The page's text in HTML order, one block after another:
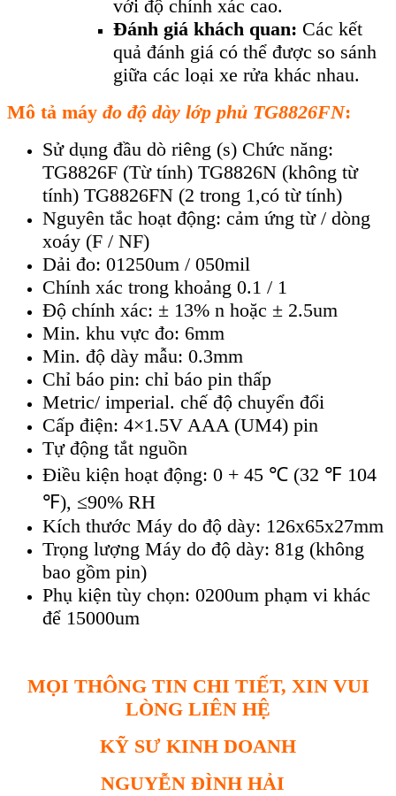
với độ chính xác cao.
Đánh giá khách quan: Các kết
quả đánh giá có thể được so sánh
giữa các loại xe rửa khác nhau.
Mô tả máy đo độ dày lớp phủ TG8826FN:
Sử dụng đầu dò riêng (s) Chức năng:
TG8826F (Từ tính) TG8826N (không từ
tính) TG8826FN (2 trong 1,có từ tính)
Nguyên tắc hoạt động: cảm ứng từ / dòng
xoáy (F / NF)
Dải đo: 01250um / 050mil
Chính xác trong khoảng 0.1 / 1
Độ chính xác: ± 13% n hoặc ± 2.5um
Min. khu vực đo: 6mm
Min. độ dày mẫu: 0.3mm
Chỉ báo pin: chỉ báo pin thấp
Metric/ imperial. chế độ chuyển đổi
Cấp điện: 4×1.5V AAA (UM4) pin
Tự động tắt nguồn
Điều kiện hoạt động: 0 + 45 ℃ (32 ℉ 104
℉), ≤90% RH
Kích thước Máy do độ dày: 126x65x27mm
Trọng lượng Máy do độ dày: 81g (không
bao gồm pin)
Phụ kiện tùy chọn: 0200um phạm vi khác
để 15000um
MỌI THÔNG TIN CHI TIẾT, XIN VUI
LÒNG LIÊN HỆ
KỸ SƯ KINH DOANH
NGUYỄN ĐÌNH HẢI